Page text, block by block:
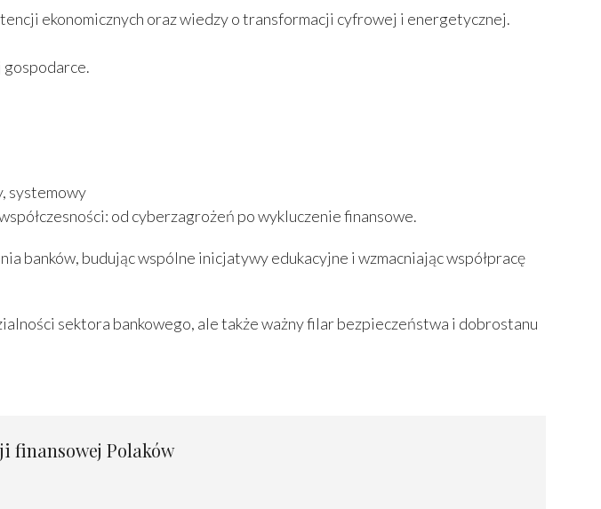
ekonomicznych oraz wiedzy o transformacji cyfrowej i energetycznej.
gospodarce.
systemowy
od cyberzagrożeń po wykluczenie finansowe.
banków, budując wspólne inicjatywy edukacyjne i wzmacniając współpracę
sektora bankowego, ale także ważny filar bezpieczeństwa i dobrostanu
finansowej Polaków